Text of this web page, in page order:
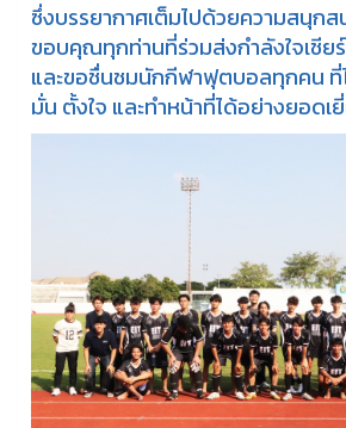
ซึ่งบรรยากาศเต็มไปด้วยความสนุก
ขอบคุณทุกท่านที่ร่วมส่งกำลังใจเชีย
และขอชื่นชมนักกีฬาฟุตบอลทุกคน ที่
มั่น ตั้งใจ และทำหน้าที่ได้อย่างยอดเ